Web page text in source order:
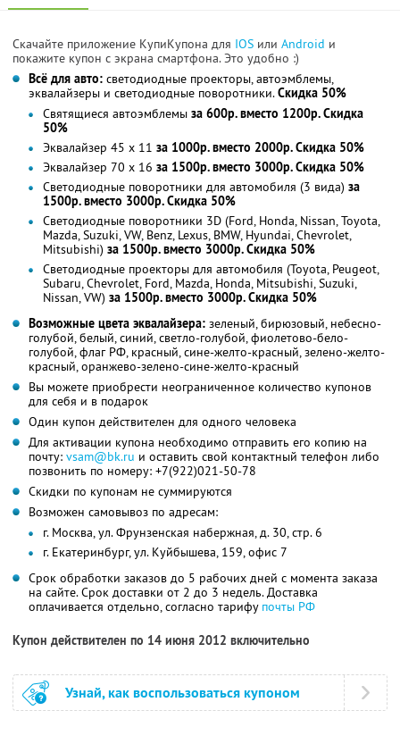
Скачайте приложение КупиКупона для IOS или Android и
покажите купон с экрана смартфона. Это удобно :)
Всё для авто: светодиодные проекторы, автоэмблемы,
эквалайзеры и светодиодные поворотники.Скидка 50%
Святящиеся автоэмблемы за 600р. вместо 1200р. Скидка
50%
Эквалайзер 45 х 11 за 1000р. вместо 2000р. Скидка 50%
Эквалайзер 70 х 16 за 1500р. вместо 3000р. Скидка 50%
Светодиодные поворотники для автомобиля (3 вида) за
1500р. вместо 3000р. Скидка 50%
Светодиодные поворотники 3D (Ford, Honda, Nissan, Toyota,
Мazda, Suzuki, VW, Benz, Lexus, BMW, Hyundai, Chevrolet,
Mitsubishi) за 1500р. вместо 3000р. Скидка 50%
Светодиодные проекторы для автомобиля (Toyota, Peugeot,
Subaru, Chevrolet, Ford, Mazda, Honda, Mitsubishi, Suzuki,
Nissan, VW) за 1500р. вместо 3000р. Скидка 50%
Возможные цвета эквалайзера: зеленый, бирюзовый, небесно-
голубой, белый, синий, светло-голубой, фиолетово-бело-
голубой, флаг РФ, красный, сине-желто-красный, зелено-желто-
красный, оранжево-зелено-сине-желто-красный
Вы можете приобрести неограниченное количество купонов
для себя и в подарок
Один купон действителен для одного человека
Для активации купона необходимо отправить его копию на
почту: vsam@bk.ru и оставить свой контактный телефон либо
позвонить по номеру: +7(922)021-50-78
Скидки по купонам не суммируются
Возможен самовывоз по адресам:
г. Москва, ул. Фрунзенская набержная, д. 30, стр. 6
г. Екатеринбург, ул. Куйбышева, 159, офис 7
Срок обработки заказов до 5 рабочих дней с момента заказа
на сайте. Срок доставки от 2 до 3 недель. Доставка
оплачивается отдельно, согласно тарифу почты РФ
Купон действителен по 14 июня 2012 включительно
Узнай, как воспользоваться купоном